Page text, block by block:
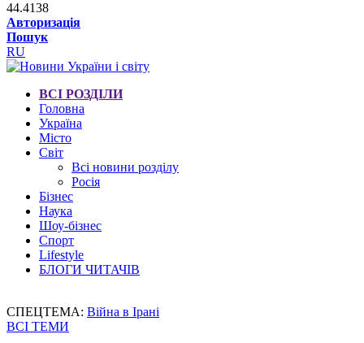
44.4138
Авторизація
Пошук
RU
ВСІ РОЗДІЛИ
Головна
Україна
Місто
Світ
Всі новини розділу
Росія
Бізнес
Наука
Шоу-бізнес
Спорт
Lifestyle
БЛОГИ ЧИТАЧІВ
СПЕЦТЕМА: Війна в Ірані
ВСІ ТЕМИ